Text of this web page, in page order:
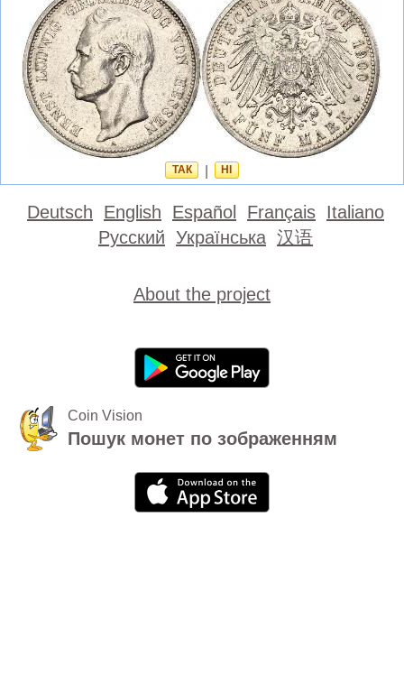
ТАК НІ
Deutsch English Español Français Italiano
Русский Українська 汉语
About the project
Coin Vision
Пошук монет по зображенням